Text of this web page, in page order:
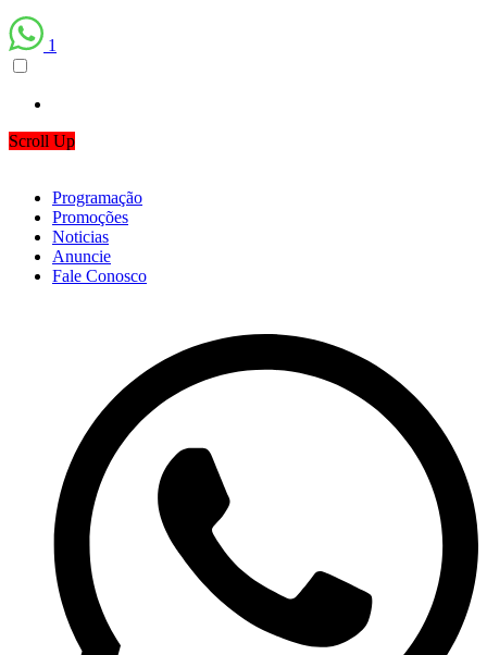
1
Scroll Up
Programação
Promoções
Noticias
Anuncie
Fale Conosco